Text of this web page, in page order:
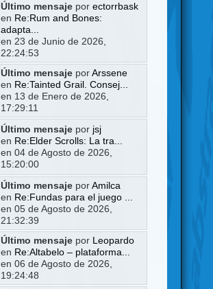
Último mensajepor ectorrbask
en Re:Rum and Bones:
adapta...
en 23 de Junio de 2026,
22:24:53
Último mensajepor Arssene
en Re:Tainted Grail. Consej...
en 13 de Enero de 2026,
17:29:11
Último mensajepor jsj
en Re:Elder Scrolls: La tra...
en 04 de Agosto de 2026,
15:20:00
Último mensajepor Amilca
en Re:Fundas para el juego ...
en 05 de Agosto de 2026,
21:32:39
Último mensajepor
Leopardo
en Re:Altabelo – plataforma...
en 06 de Agosto de 2026,
19:24:48